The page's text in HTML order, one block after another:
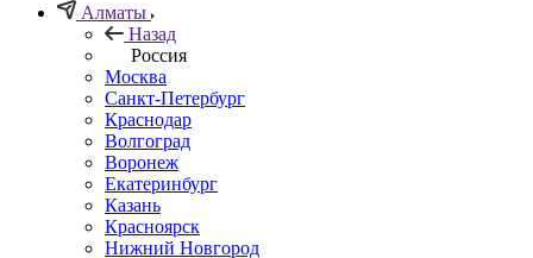
Алматы
Назад
Россия
Москва
Санкт-Петербург
Краснодар
Волгоград
Воронеж
Екатеринбург
Казань
Красноярск
Нижний Новгород